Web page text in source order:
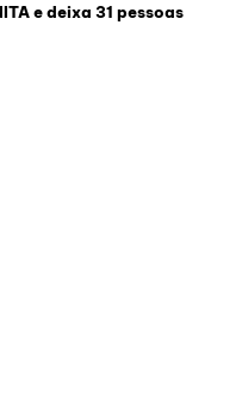
e deixa 31 pessoas